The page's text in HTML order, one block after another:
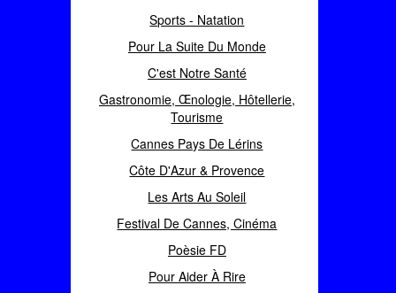
Sports - Natation
Pour La Suite Du Monde
C'est Notre Santé
Gastronomie, Œnologie, Hôtellerie,
Tourisme
Cannes Pays De Lérins
Côte D'Azur & Provence
Les Arts Au Soleil
Festival De Cannes, Cinéma
Poèsie FD
Pour Aider À Rire